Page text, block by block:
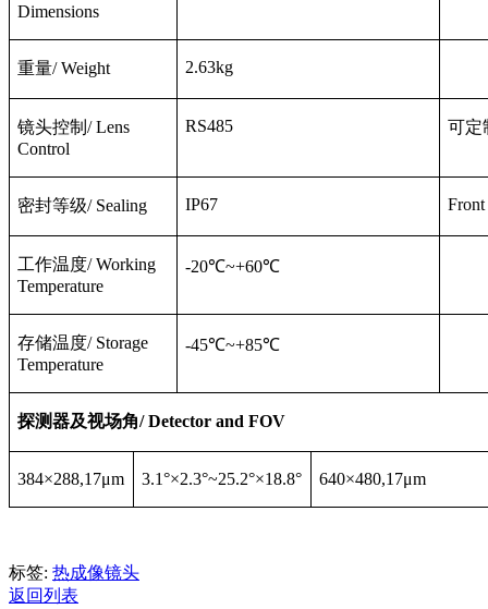
Dimensions
重量/ Weight 2.63kg
镜头控制/ Lens
Control
RS485 可定
密封等级/ Sealing IP67 Front
工作温度/ Working
Temperature
-20℃~+60℃
存储温度/ Storage
Temperature
-45℃~+85℃
探测器及视场角/ Detector and FOV
384×288,17μm 3.1°×2.3°~25.2°×18.8° 640×480,17μm
标签: 热成像镜头
返回列表